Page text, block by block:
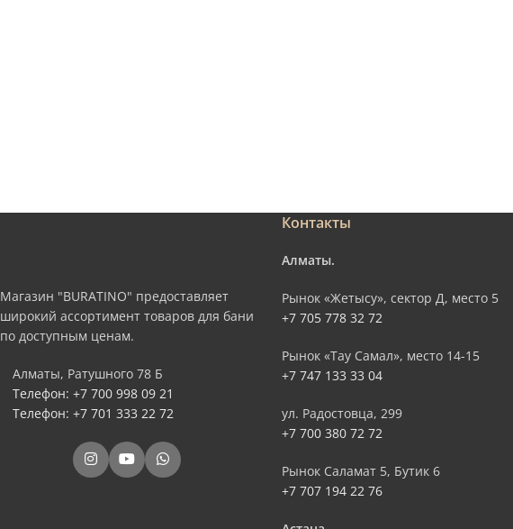
Магазин "BURATINO" предоставляет
широкий ассортимент товаров для бани
по доступным ценам.
Алматы, Ратушного 78 Б
Телефон: +7 700 998 09 21
Телефон: +7 701 333 22 72
Контакты
Алматы.
Рынок «Жетысу», сектор Д, место 5
+7 705 778 32 72
Рынок «Тау Самал», место 14-15
+7 747 133 33 04
ул. Радостовца, 299
+7 700 380 72 72
Рынок Саламат 5, Бутик 6
+7 707 194 22 76